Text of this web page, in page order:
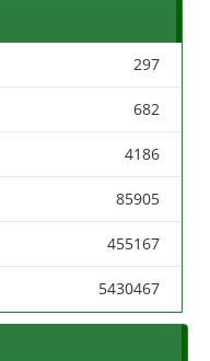
297
682
4186
85905
455167
5430467